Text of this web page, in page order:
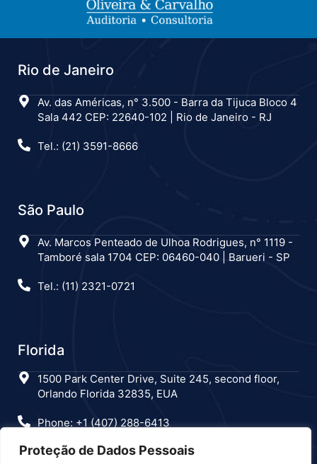
Proteção de Dados Pessoais
Rio de Janeiro
Av. das Américas, n° 3.500 - Barra da Tijuca Bloco 4
Sala 442 CEP: 22640-102 | Rio de Janeiro - RJ
Tel.: (21) 3591-8666
São Paulo
Av. Marcos Penteado de Ulhoa Rodrigues, n° 1119 -
Tamboré sala 1704 CEP: 06460-040 | Barueri - SP
Tel.: (11) 2321-0721
Florida
1500 Park Center Drive, Suite 245, second floor,
Orlando Florida 32835, EUA
Phone: +1 (407) 288-6413